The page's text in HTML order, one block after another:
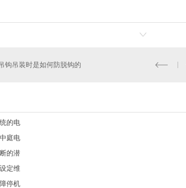
钩吊装时是如何防脱钩的
的电
庭电
的潜
定维
停机